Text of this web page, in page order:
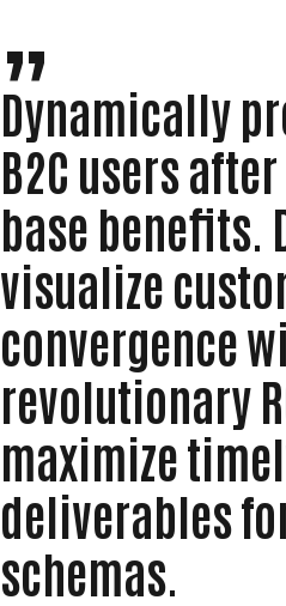
Dynamically
B2C users
base benefits.
visualize
convergence
revolutionary
maximize
deliverables
schemas.